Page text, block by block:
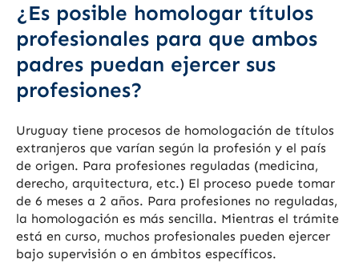
¿Es posible homologar títulos
profesionales para que ambos
padres puedan ejercer sus
profesiones?
Uruguay tiene procesos de homologación de títulos
extranjeros que varían según la profesión y el país
de origen. Para profesiones reguladas (medicina,
derecho, arquitectura, etc.) El proceso puede tomar
de 6 meses a 2 años. Para profesiones no reguladas,
la homologación es más sencilla. Mientras el trámite
está en curso, muchos profesionales pueden ejercer
bajo supervisión o en ámbitos específicos.